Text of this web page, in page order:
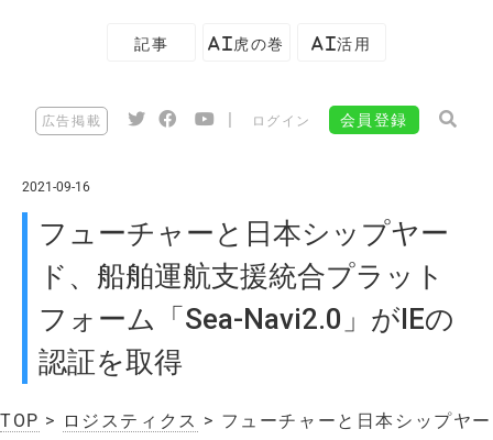
記事 AI虎の巻 AI活用
広告掲載 ログイン 会員登録
2021-09-16
フューチャーと日本シップヤー
ド、船舶運航⽀援統合プラット
フォーム「Sea-Navi2.0」がIEの
認証を取得
TOP > ロジスティクス > フューチャーと日本シップヤー